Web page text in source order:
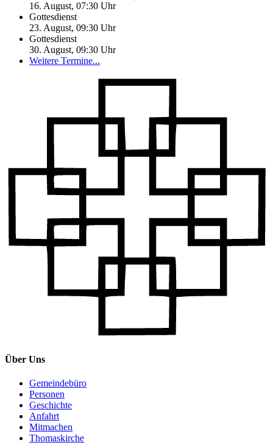
16. August, 07:30 Uhr
Gottesdienst
23. August, 09:30 Uhr
Gottesdienst
30. August, 09:30 Uhr
Weitere Termine...
Über Uns
Gemeindebüro
Personen
Geschichte
Anfahrt
Mitmachen
Thomaskirche